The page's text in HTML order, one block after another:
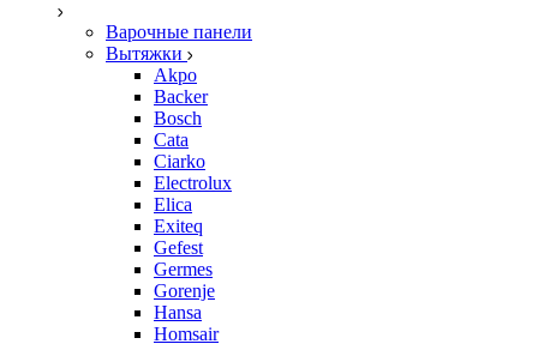
Варочные панели
Вытяжки
Akpo
Backer
Bosch
Cata
Ciarko
Electrolux
Elica
Exiteq
Gefest
Germes
Gorenje
Hansa
Homsair